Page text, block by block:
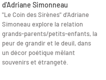
d'Adriane Simonneau
"Le Coin des Sirènes" d'Adriane
Simoneau explore la relation
grands-parents/petits-enfants, la
peur de grandir et le deuil, dans
un décor poétique mêlant
souvenirs et étrangeté.